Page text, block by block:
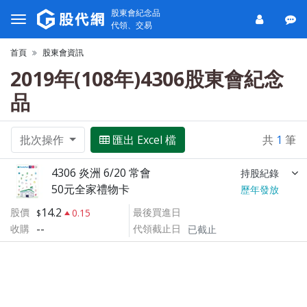
股東會紀念品
代領、交易
首頁 股東會資訊
2019年(108年)4306股東會紀念
品
批次操作 匯出 Excel 檔 共 1 筆
4306 炎洲 6/20 常會 持股紀錄
50元全家禮物卡
歷年發放
股價
14.2
0.15
收購 --
最後買進日
代領截止日
已截止